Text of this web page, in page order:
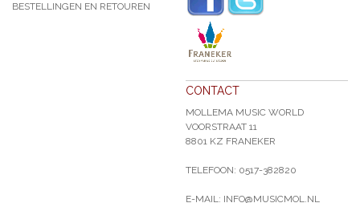
BESTELLINGEN EN RETOUREN
CONTACT
MOLLEMA MUSIC WORLD
VOORSTRAAT 11
8801 KZ FRANEKER
TELEFOON: 0517-382820
E-MAIL: INFO@MUSICMOL.NL